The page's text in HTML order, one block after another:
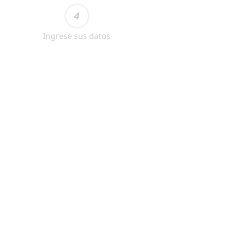
4
Ingrese sus datos